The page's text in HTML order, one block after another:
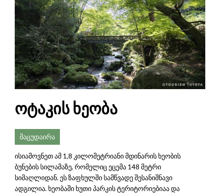
ოტაკის ხეობა
მაცუდაირა
ისიამოვნეთ ამ 1,8 კილომეტრიანი მდინარის ხეობის
ბუნების სილამაზე, რომელიც ეცემა 148 მეტრი
სიმაღლიდან. ეს ზაფხულში სამწვადე შესანიშნავი
ადგილია. ხეობაში ხუთი პარკის ტერიტორიებიაა და